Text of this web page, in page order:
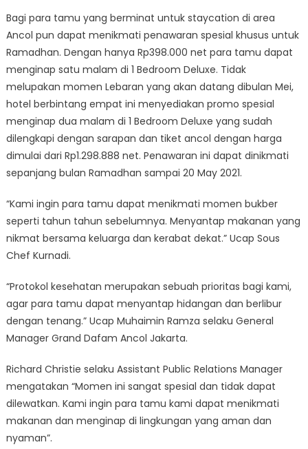
Bagi para tamu yang berminat untuk staycation di area
Ancol pun dapat menikmati penawaran spesial khusus untuk
Ramadhan. Dengan hanya Rp398.000 net para tamu dapat
menginap satu malam di 1 Bedroom Deluxe. Tidak
melupakan momen Lebaran yang akan datang dibulan Mei,
hotel berbintang empat ini menyediakan promo spesial
menginap dua malam di 1 Bedroom Deluxe yang sudah
dilengkapi dengan sarapan dan tiket ancol dengan harga
dimulai dari Rp1.298.888 net. Penawaran ini dapat dinikmati
sepanjang bulan Ramadhan sampai 20 May 2021.
“Kami ingin para tamu dapat menikmati momen bukber
seperti tahun tahun sebelumnya. Menyantap makanan yang
nikmat bersama keluarga dan kerabat dekat.” Ucap Sous
Chef Kurnadi.
“Protokol kesehatan merupakan sebuah prioritas bagi kami,
agar para tamu dapat menyantap hidangan dan berlibur
dengan tenang.” Ucap Muhaimin Ramza selaku General
Manager Grand Dafam Ancol Jakarta.
Richard Christie selaku Assistant Public Relations Manager
mengatakan “Momen ini sangat spesial dan tidak dapat
dilewatkan. Kami ingin para tamu kami dapat menikmati
makanan dan menginap di lingkungan yang aman dan
nyaman”.